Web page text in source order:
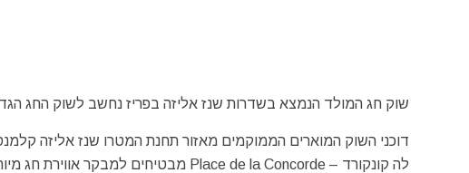
שוק חג המולד הנמצא בשדרות שנז אליזה בפריז נחשב לשוק החג
לה קונקורד – Place de la Concorde מבטיחים למבקר אווירת חג מיוחדת.